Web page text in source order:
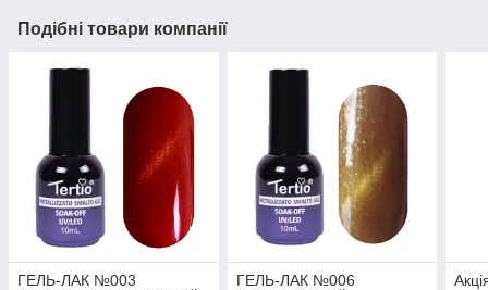
Подібні товари компанії
ГЕЛЬ-ЛАК №003
ГЕЛЬ-ЛАК №006